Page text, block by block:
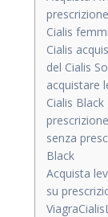
Cialis
Cialis
del Cialis
acquistare
Cialis
senza
Black
Acquista
su